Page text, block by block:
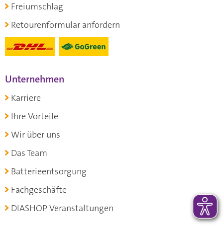
Freiumschlag
Retourenformular anfordern
Unternehmen
Karriere
Ihre Vorteile
Wir über uns
Das Team
Batterieentsorgung
Fachgeschäfte
DIASHOP Veranstaltungen